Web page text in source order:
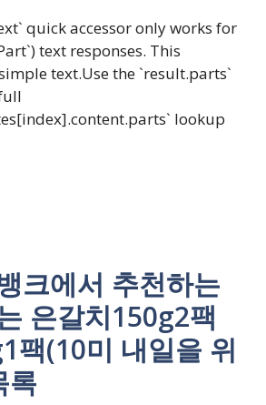
quick accessor only works for
text responses. This
text.Use the `result.parts`
lookup
크에서 추천하는
은갈치150g2팩
팩(10미 내일을 위
록